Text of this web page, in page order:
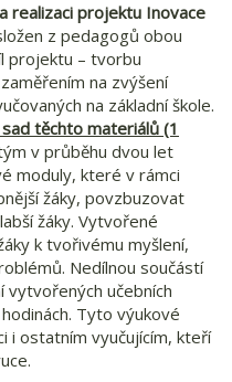
realizaci projektu Inovace
z pedagogů obou
projektu – tvorbu
na zvýšení
na základní škole.
těchto materiálů (1
v průběhu dvou let
moduly, které v rámci
žáky, povzbuzovat
žáky. Vytvořené
k tvořivému myšlení,
Nedílnou součástí
učebních
Tyto výukové
i ostatním vyučujícím, kteří